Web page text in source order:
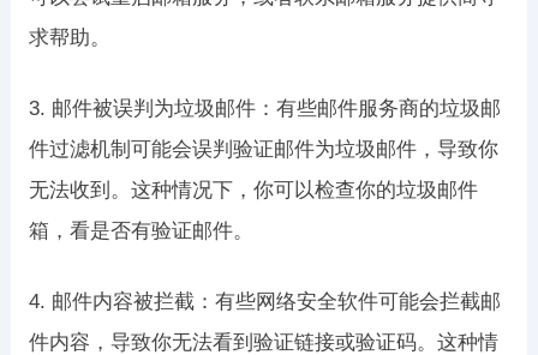
求帮助。
3. 邮件被误判为垃圾邮件：有些邮件服务商的垃圾邮
件过滤机制可能会误判验证邮件为垃圾邮件，导致你
无法收到。这种情况下，你可以检查你的垃圾邮件
箱，看是否有验证邮件。
4. 邮件内容被拦截：有些网络安全软件可能会拦截邮
件内容，导致你无法看到验证链接或验证码。这种情